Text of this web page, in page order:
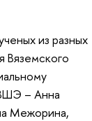
из разных
Вяземского
– Анна
Межорина,